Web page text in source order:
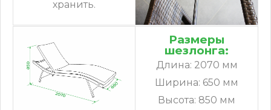
хранить.
Размеры
шезлонга:
Длина: 2070 мм
Ширина: 650 мм
Высота: 850 мм